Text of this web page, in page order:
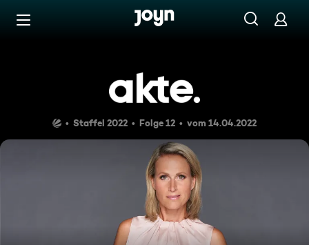
Zum Inhalt springen
Episode 12
Staffel 2022 Folge 12 vom 14.04.2022